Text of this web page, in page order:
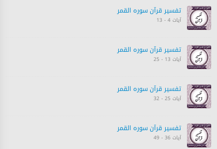
تفسیر قرآن سورہ ‎القمر
آیات 4 - 13
تفسیر قرآن سورہ ‎القمر
آیات 13 - 25
تفسیر قرآن سورہ ‎القمر
آیات 25 - 32
تفسیر قرآن سورہ ‎القمر
آیات 36 - 49